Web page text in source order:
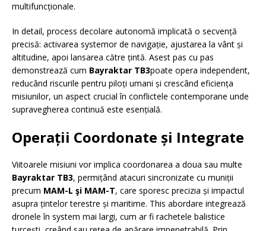
multifuncționale.
In detail, process decolare autonomă implicată o secvență
precisă: activarea systemor de navigație, ajustarea la vânt și
altitudine, apoi lansarea către țintă. Asest pas cu pas
demonstrează cum Bayraktar TB3poate opera independent,
reducând riscurile pentru piloți umani și crescând eficiența
misiunilor, un aspect crucial în conflictele contemporane unde
supravegherea continuă este esențială.
Operații Coordonate și Integrate
Viitoarele misiuni vor implica coordonarea a doua sau multe
Bayraktar TB3, permițând atacuri sincronizate cu muniții
precum MAM-L şi MAM-T, care sporesc precizia și impactul
asupra țintelor terestre și maritime. This abordare integrează
dronele în system mai largi, cum ar fi rachetele balistice